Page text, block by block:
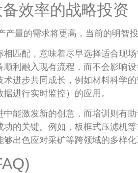
效率的战略投资
产量的需求将更高，当前的明智
匹配，意味着尽早选择适合现
利融入现有流程，而不会影响
术进步共同成长，例如材料科学
进行实时监控）的应用。
能激发新的创意，而培训则有
的关键。例如，板框式压滤机
出色应对采矿等跨领域的多样化